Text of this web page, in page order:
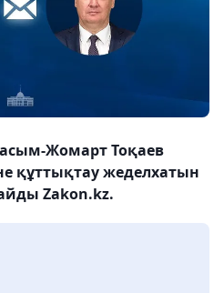
Жомарт Тоқаев
құттықтау жеделхатын
Zakon.kz.